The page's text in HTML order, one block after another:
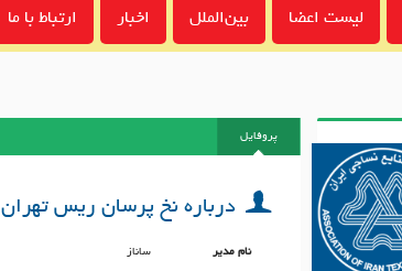
لیست اعضا بین‌الملل اخبار ارتباط با ما
پروفایل
درباره نخ پرسان ریس تهران
نام مدیر ساناز